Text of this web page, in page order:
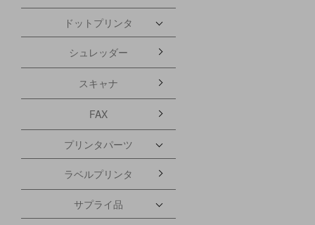
ドットプリンタ
シュレッダー
スキャナ
FAX
プリンタパーツ
ラベルプリンタ
サプライ品